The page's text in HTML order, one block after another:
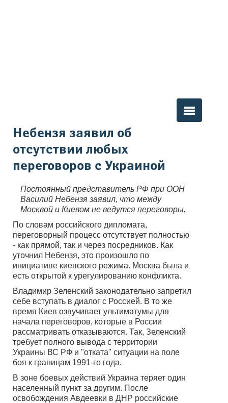
Вы здесь
Небензя заявил об
отсутствии любых
переговоров с Украиной
Постоянный представитель РФ при ООН
Василий Небензя заявил, что между
Москвой и Киевом не ведутся переговоры.
По словам российского дипломата,
переговорный процесс отсутствует полностью
- как прямой, так и через посредников. Как
уточнил Небензя, это произошло по
инициативе киевского режима. Москва была и
есть открытой к урегулированию конфликта.
Владимир Зеленский законодательно запретил
себе вступать в диалог с Россией. В то же
время Киев озвучивает ультиматумы для
начала переговоров, которые в России
рассматривать отказываются. Так, Зеленский
требует полного вывода с территории
Украины ВС РФ и "отката" ситуации на поле
боя к границам 1991-го года.
В зоне боевых действий Украина теряет один
населенный пункт за другим. После
освобождения Авдеевки в ДНР российские